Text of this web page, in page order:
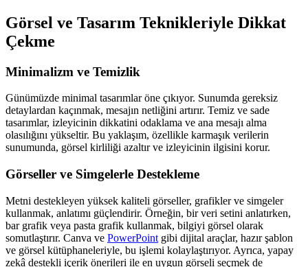
Görsel ve Tasarım Teknikleriyle Dikkat
Çekme
Minimalizm ve Temizlik
Günümüzde minimal tasarımlar öne çıkıyor. Sunumda gereksiz
detaylardan kaçınmak, mesajın netliğini artırır. Temiz ve sade
tasarımlar, izleyicinin dikkatini odaklama ve ana mesajı alma
olasılığını yükseltir. Bu yaklaşım, özellikle karmaşık verilerin
sunumunda, görsel kirliliği azaltır ve izleyicinin ilgisini korur.
Görseller ve Simgelerle Destekleme
Metni destekleyen yüksek kaliteli görseller, grafikler ve simgeler
kullanmak, anlatımı güçlendirir. Örneğin, bir veri setini anlatırken,
bar grafik veya pasta grafik kullanmak, bilgiyi görsel olarak
somutlaştırır. Canva ve PowerPoint gibi dijital araçlar, hazır şablon
ve görsel kütüphaneleriyle, bu işlemi kolaylaştırıyor. Ayrıca, yapay
zekâ destekli içerik önerileri ile en uygun görseli seçmek de